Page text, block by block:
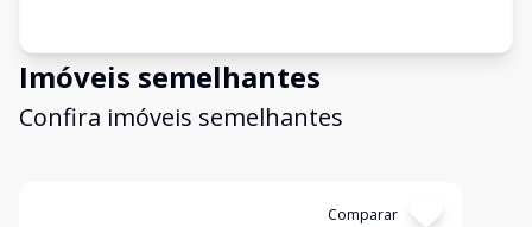
Imóveis semelhantes
Confira imóveis semelhantes
Comparar